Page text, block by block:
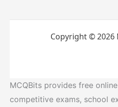
Copyright © 2026
MCQBits provides free
competitive exams, school